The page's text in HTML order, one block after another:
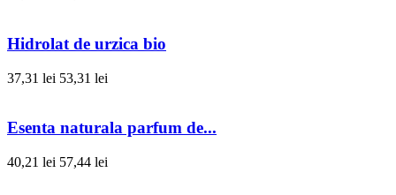
Hidrolat de urzica bio
37,31 lei 53,31 lei
Esenta naturala parfum de...
40,21 lei 57,44 lei